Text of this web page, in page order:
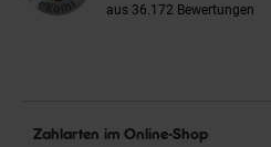
aus 36.172 Bewertungen
Zahlarten im Online-Shop